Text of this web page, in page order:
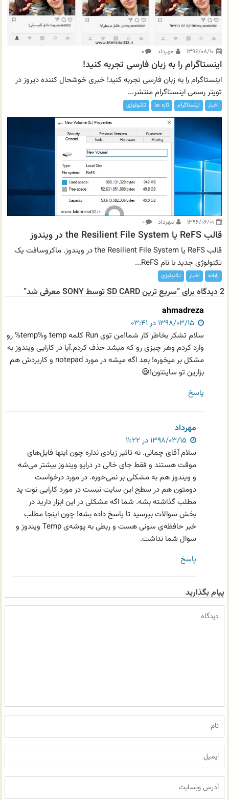
مهرداد ۰
اینستاگرام را به زبان فارسی تجربه کنید!
اینستاگرام را به زبان فارسی تجربه کنید! خبری خوشحال کننده دیروز در
تویتر رسمی اینستاگرام منتشر...
اخبار اینستاگرام تازه ها تکنولوژی
۱۳۹۶/۰۶/۰۱ مهرداد ۰
قالب ReFS یا the Resilient File System در ویندوز
قالب ReFS یا the Resilient File System در ویندوز. ماکروسافت یک
تکنولوژی جدید با نام ReFS...
رایانه اخبار تکنولوژی
2 دیدگاه برای “سریع ترین SD CARD توسط SONY معرفی شد”
ahmadreza
سلام تشکر بخاطر کار شما!من توی Run کلمه temp و%temp% رو
وارد کردم وهر چیزی رو که میشد حذف کردم.آیا در کارایی ویندوز به
مشکل بر میخوره! بعد اگه میشه در مورد notepad و کاربردش هم
بزارین تو سایتتون!😆
پاسخ
مهرداد
سلام آقای چمانی. نه تاثیر زیادی نداره چون اینها فایل‌های
موقت هستند و فقط جای خالی در درایو ویندوز بیشتر می‌شه
و ویندوز هم به مشکلی بر نمی‌خوره. در مورد درخواست
دومتون هم در سطح این سایت نیست در مورد کارایی نوت پد
مطلب گذاشته بشه. شما اگه مشکلی در این ابزار دارید در
بخش سوالات بپرسید تا پاسخ داده بشه! چون اینجا مطلب
خبر حافظه‌ی سونی هست و ربطی به پوشه‌ی Temp ویندوز و
سوال شما نداشت.
پاسخ
پیام بگذارید